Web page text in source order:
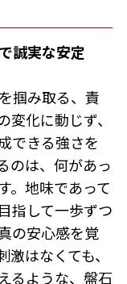
誠実な安定
掴み取る、責
化に動じず、
できる強さを
のは、何があっ
。地味であって
指して一歩ずつ
の安心感を覚
はなくても、
るような、盤石